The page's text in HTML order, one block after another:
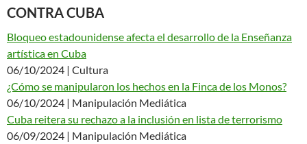
CONTRA CUBA
Bloqueo estadounidense afecta el desarrollo de la Enseñanza
artística en Cuba
06/10/2024 | Cultura
¿Cómo se manipularon los hechos en la Finca de los Monos?
06/10/2024 | Manipulación Mediática
Cuba reitera su rechazo a la inclusión en lista de terrorismo
06/09/2024 | Manipulación Mediática